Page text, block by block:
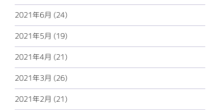
2021年6月 (24)
2021年5月 (19)
2021年4月 (21)
2021年3月 (26)
2021年2月 (21)